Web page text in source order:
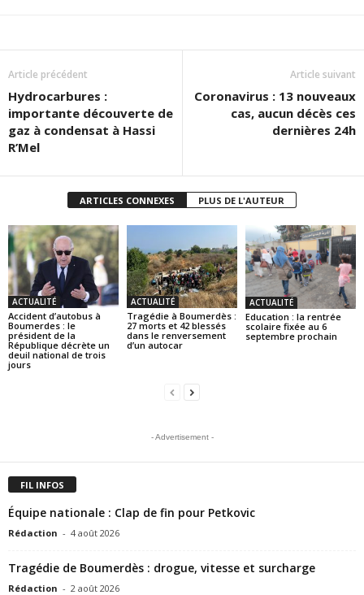
Article précédent
Hydrocarbures :
importante découverte de
gaz à condensat à Hassi
R’Mel
Article suivant
Coronavirus : 13 nouveaux
cas, aucun décès ces
dernières 24h
ARTICLES CONNEXES PLUS DE L'AUTEUR
ACTUALITÉ
Accident d’autobus à
Boumerdes : le
président de la
République décrète un
deuil national de trois
jours
ACTUALITÉ
Tragédie à Boumerdès :
27 morts et 42 blessés
dans le renversement
d’un autocar
ACTUALITÉ
Education : la rentrée
scolaire fixée au 6
septembre prochain
- Advertisement -
FIL INFOS
Équipe nationale : Clap de fin pour Petkovic
Rédaction - 4 août 2026
Tragédie de Boumerdès : drogue, vitesse et surcharge
Rédaction - 2 août 2026